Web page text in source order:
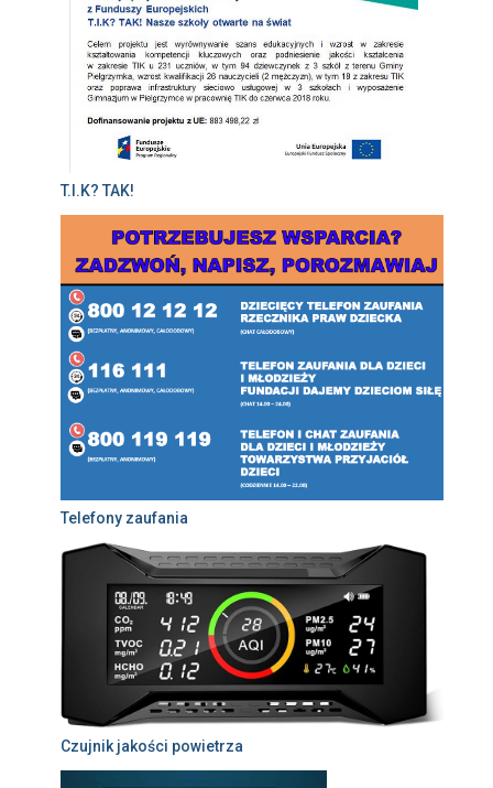
T.I.K? TAK!
Telefony zaufania
Czujnik jakości powietrza